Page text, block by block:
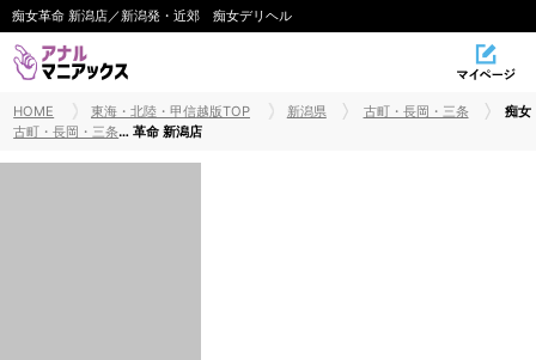
痴女革命 新潟店／新潟発・近郊 痴女デリヘル
HOME 東海・北陸・甲信越版TOP 新潟県
古町・長岡・三条
古町・長岡・三条前立腺・ドライオーガズム
痴女
革命 新潟店